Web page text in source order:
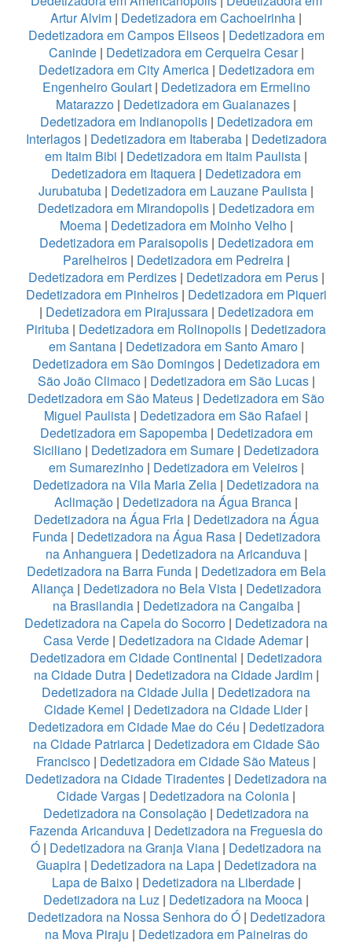
Artur Alvim | Dedetizadora em Cachoeirinha |
Dedetizadora em Campos Eliseos | Dedetizadora em
Caninde| Dedetizadora em Cerqueira Cesar|
Dedetizadora em City America | Dedetizadora em
Engenheiro Goulart | Dedetizadora em Ermelino
Matarazzo | Dedetizadora em Guaianazes |
Dedetizadora em Indianopolis| Dedetizadora em
Interlagos| Dedetizadora em Itaberaba| Dedetizadora
em Itaim Bibi | Dedetizadora em Itaim Paulista |
Dedetizadora em Itaquera | Dedetizadora em
Jurubatuba | Dedetizadora em Lauzane Paulista |
Dedetizadora em Mirandopolis | Dedetizadora em
Moema| Dedetizadora em Moinho Velho |
Dedetizadora em Paraisopolis| Dedetizadora em
Parelheiros| Dedetizadora em Pedreira|
Dedetizadora em Perdizes| Dedetizadora em Perus|
Dedetizadora em Pinheiros| Dedetizadora em Piqueri
| Dedetizadora em Pirajussara| Dedetizadora em
Pirituba | Dedetizadora em Rolinopolis | Dedetizadora
em Santana| Dedetizadora em Santo Amaro|
Dedetizadora em São Domingos | Dedetizadora em
São João Climaco| Dedetizadora em São Lucas|
Dedetizadora em São Mateus | Dedetizadora em São
Miguel Paulista | Dedetizadora em São Rafael |
Dedetizadora em Sapopemba | Dedetizadora em
Siciliano | Dedetizadora em Sumare | Dedetizadora
em Sumarezinho| Dedetizadora em Veleiros|
Dedetizadora na Vila Maria Zelia | Dedetizadora na
Aclimação | Dedetizadora na Água Branca |
Dedetizadora na Água Fria| Dedetizadora na Água
Funda| Dedetizadora na Água Rasa | Dedetizadora
na Anhanguera| Dedetizadora na Aricanduva|
Dedetizadora na Barra Funda | Dedetizadora em Bela
Aliança | Dedetizadora no Bela Vista| Dedetizadora
na Brasilandia| Dedetizadora na Cangaiba|
Dedetizadora na Capela do Socorro | Dedetizadora na
Casa Verde | Dedetizadora na Cidade Ademar|
Dedetizadora em Cidade Continental | Dedetizadora
na Cidade Dutra | Dedetizadora na Cidade Jardim|
Dedetizadora na Cidade Julia | Dedetizadora na
Cidade Kemel | Dedetizadora na Cidade Lider|
Dedetizadora em Cidade Mae do Céu | Dedetizadora
na Cidade Patriarca| Dedetizadora em Cidade São
Francisco | Dedetizadora em Cidade São Mateus |
Dedetizadora na Cidade Tiradentes | Dedetizadora na
Cidade Vargas | Dedetizadora na Colonia |
Dedetizadora na Consolação | Dedetizadora na
Fazenda Aricanduva | Dedetizadora na Freguesia do
Ó | Dedetizadora na Granja Viana | Dedetizadora na
Guapira| Dedetizadora na Lapa| Dedetizadora na
Lapa de Baixo | Dedetizadora na Liberdade |
Dedetizadora na Luz | Dedetizadora na Mooca |
Dedetizadora na Nossa Senhora do Ó| Dedetizadora
na Mova Piraju | Dedetizadora em Paineiras do